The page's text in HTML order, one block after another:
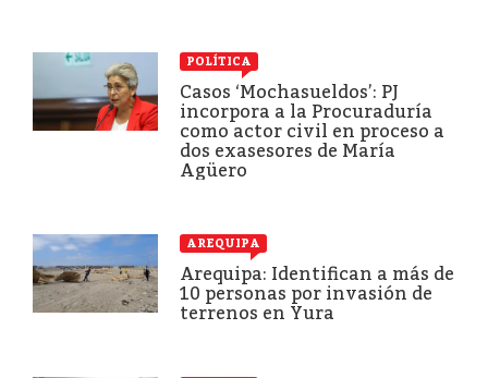
POLÍTICA
Casos ‘Mochasueldos’: PJ
incorpora a la Procuraduría
como actor civil en proceso a
dos exasesores de María
Agüero
AREQUIPA
Arequipa: Identifican a más de
10 personas por invasión de
terrenos en Yura